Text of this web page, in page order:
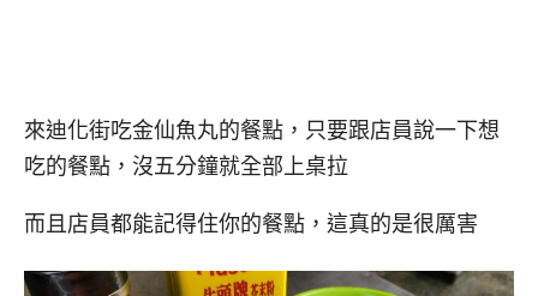
來迪化街吃金仙魚丸的餐點，只要跟店員說一下想
吃的餐點，沒五分鐘就全部上桌拉
而且店員都能記得住你的餐點，這真的是很厲害